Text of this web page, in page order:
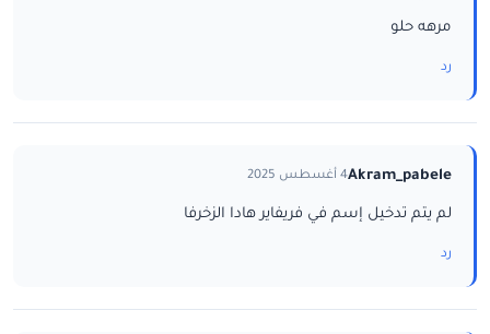
مرهه حلو
رد
Akram_pabele4 أغسطس 2025
لم يتم تدخيل إسم في فريفاير هادا الزخرفا
رد